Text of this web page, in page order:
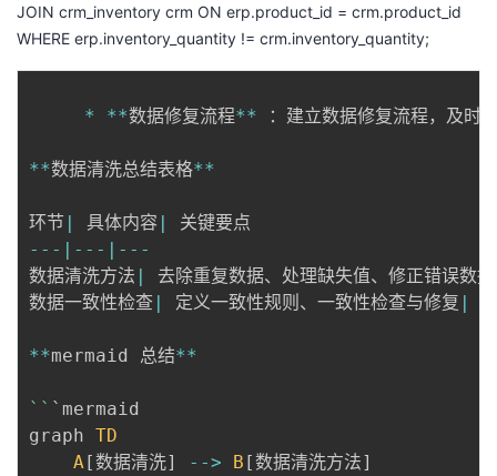
JOIN crm_inventory crm ON erp.product_id = crm.product_id
WHERE erp.inventory_quantity != crm.inventory_quantity;
* **数据修复流程** ：建立数据修复流程，及时
**数据清洗总结表格**
环节 | 具体内容 |
-- - | -- - | -- -
数据清洗方法 | 去除重复数据、处理缺失值、修正错误数据
数据一致性检查 | 定义一致性规则、一致性检查与修复 |
**mermaid 总结**
` ` `mermaid
graph TD
A [数据清洗] --> B [数据清洗方法]